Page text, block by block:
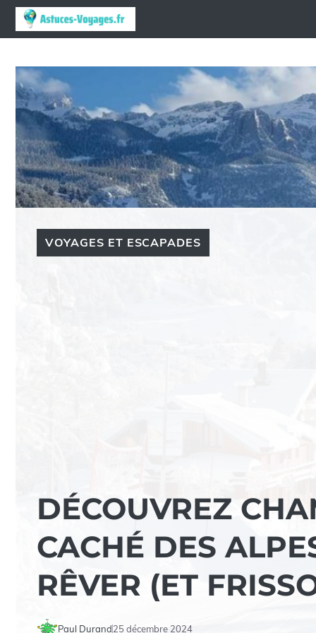
Aller
VOYAGES ET ESCAPADES
DÉCOUVREZ
CACHÉ DES
RÊVER (ET
Paul Durand25 décembre 2024